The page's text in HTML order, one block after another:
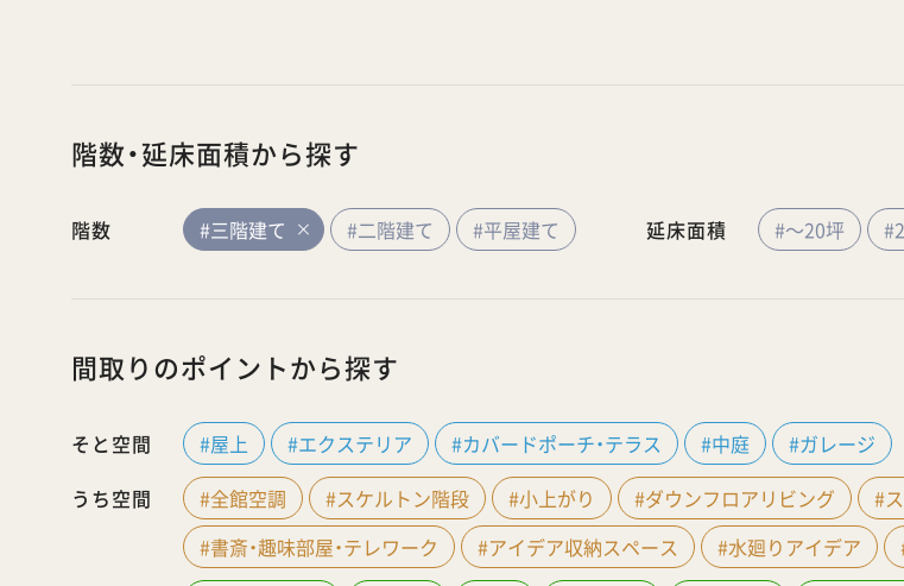
階数・延床面積から探す
階数 #三階建て #二階建て #平屋建て 延床面積 #～20坪
間取りのポイントから探す
そと空間 #屋上 #エクステリア #カバードポーチ・テラス #中庭
#ガレージ
うち空間
#全館空調 #スケルトン階段 #小上がり #ダウンフロアリビング #
#書斎・趣味部屋・テレワーク
#アイデア収納スペース #水廻りアイデア